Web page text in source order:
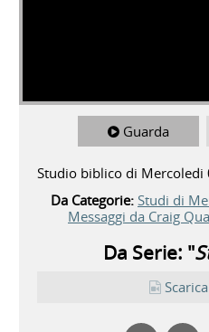
Guarda
Studio biblico di Mercoledi
Da Categorie: Studi di
Messaggi da Craig
Da Serie: "